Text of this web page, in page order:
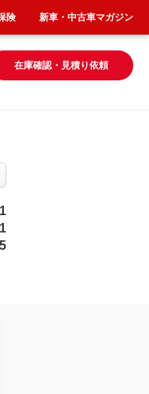
在庫確認・見積り依頼
険 新車・中古車マガジン